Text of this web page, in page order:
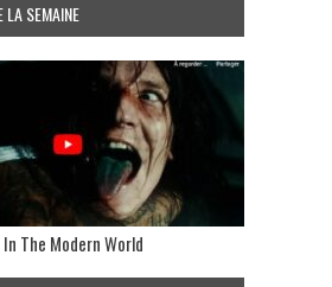
LA SEMAINE
The Modern World